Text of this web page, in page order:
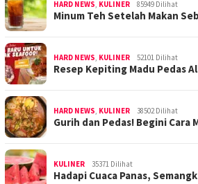
HARD NEWS, KULINER 85949 Dilihat
Minum Teh Setelah Makan
HARD NEWS, KULINER 52101 Dilihat
Resep Kepiting Madu Pedas
HARD NEWS, KULINER 38502 Dilihat
Gurih dan Pedas! Begini Cara
KULINER 35371 Dilihat
Hadapi Cuaca Panas,